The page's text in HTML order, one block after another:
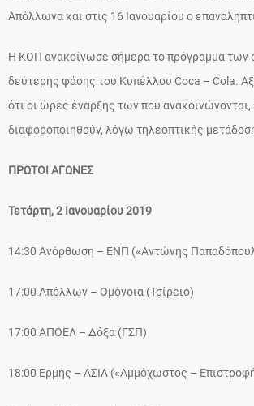
Απόλλωνα και στις 16 Ιανουαρίου ο
Η ΚΟΠ ανακοίνωσε σήμερα το πρόγραμμα των
δεύτερης φάσης του Κυπέλλου Coca – Cola.
ότι οι ώρες έναρξης των που ανακοινώνονται,
διαφοροποιηθούν, λόγω τηλεοπτικής
ΠΡΩΤΟΙ ΑΓΩΝΕΣ
Τετάρτη, 2 Ιανουαρίου 2019
14:30 Ανόρθωση – ΕΝΠ («Αντώνης
17:00 Απόλλων – Ομόνοια (Τσίρειο)
17:00 ΑΠΟΕΛ – Δόξα (ΓΣΠ)
18:00 Ερμής – ΑΣΙΛ («Αμμόχωστος –